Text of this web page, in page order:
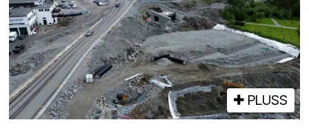
PLUSS